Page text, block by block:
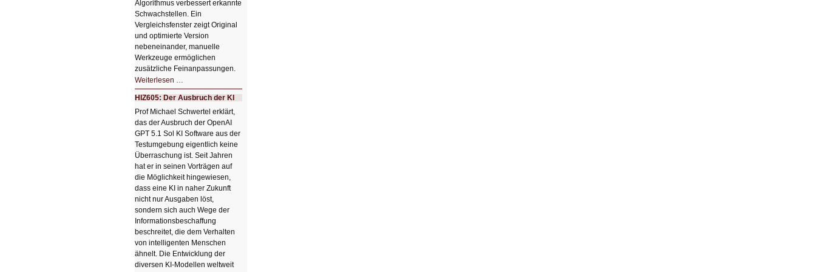
Algorithmus verbessert erkannte
Schwachstellen. Ein
Vergleichsfenster zeigt Original
und optimierte Version
nebeneinander, manuelle
Werkzeuge ermöglichen
zusätzliche Feinanpassungen.
Weiterlesen …
Bildverschönerung
mit
einem
Klick
HIZ606:
Bildverschönerung
mit
einem
Klick
HIZ605: Der Ausbruch der KI
Prof Michael Schwertel erklärt,
das der Ausbruch der OpenAI
GPT 5.1 Sol KI Software aus der
Testumgebung eigentlich keine
Überraschung ist. Seit Jahren
hat er in seinen Vorträgen auf
die Möglichkeit hingewiesen,
dass eine KI in naher Zukunft
nicht nur Ausgaben löst,
sondern sich auch Wege der
Informationsbeschaffung
beschreitet, die dem Verhalten
von intelligenten Menschen
ähnelt. Die Entwicklung der
diversen KI-Modellen weltweit